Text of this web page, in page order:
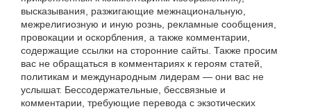
высказывания, разжигающие межнациональную,
межрелигиозную и иную рознь, рекламные сообщения,
провокации и оскорбления, а также комментарии,
содержащие ссылки на сторонние сайты. Также просим
вас не обращаться в комментариях к героям статей,
политикам и международным лидерам — они вас не
услышат. Бессодержательные, бессвязные и
комментарии, требующие перевода с экзотических